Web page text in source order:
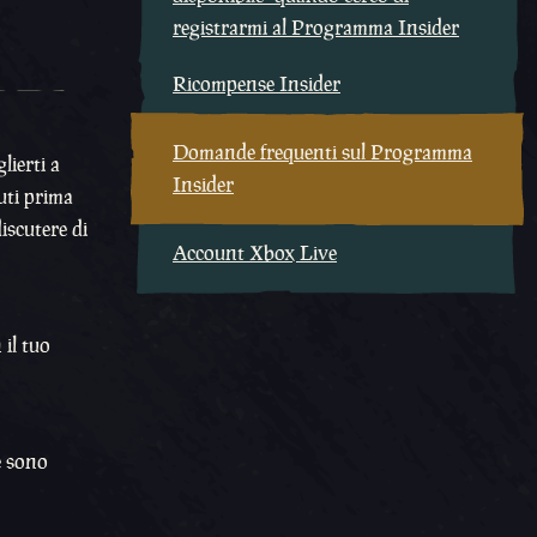
a
prima
di
il tuo
sono
registrarmi al Programma Insider
Ricompense Insider
Domande frequenti sul Programma
Insider
Account Xbox Live